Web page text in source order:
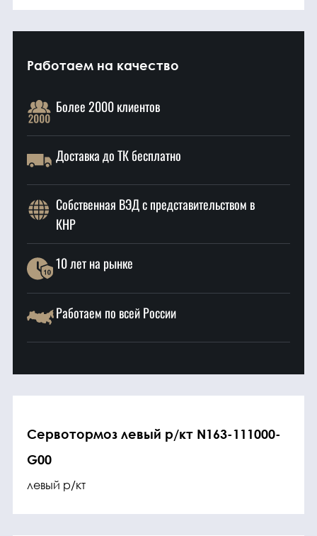
Работаем на качество
Более 2000 клиентов
Доставка до ТК бесплатно
Собственная ВЭД с представительством в
КНР
10 лет на рынке
Работаем по всей России
Сервотормоз левый р/кт N163-111000-
G00
левый р/кт